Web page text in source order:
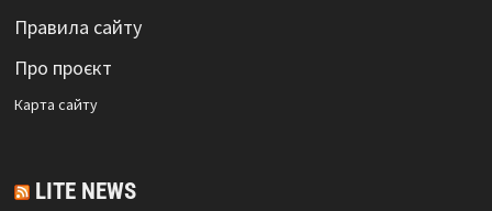
Правила сайту
Про проєкт
Карта сайтy
LITE NEWS